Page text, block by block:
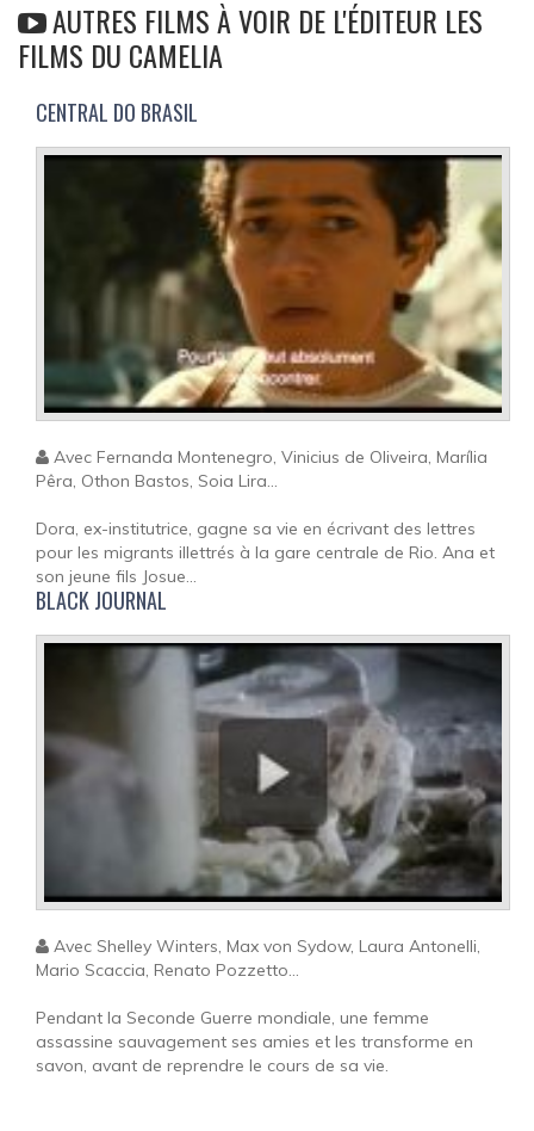
AUTRES FILMS À VOIR DE L'ÉDITEUR LES
FILMS DU CAMELIA
CENTRAL DO BRASIL
Avec Fernanda Montenegro, Vinicius de Oliveira, Marília
Pêra, Othon Bastos, Soia Lira...
Dora, ex-institutrice, gagne sa vie en écrivant des lettres
pour les migrants illettrés à la gare centrale de Rio. Ana et
son jeune fils Josue...
BLACK JOURNAL
Avec Shelley Winters, Max von Sydow, Laura Antonelli,
Mario Scaccia, Renato Pozzetto...
Pendant la Seconde Guerre mondiale, une femme
assassine sauvagement ses amies et les transforme en
savon, avant de reprendre le cours de sa vie.